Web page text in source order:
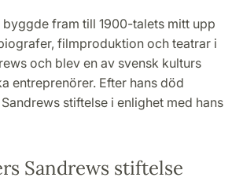
byggde fram till 1900-talets mitt upp
filmproduktion och teatrar i
och blev en av svensk kulturs
entreprenörer. Efter hans död
stiftelse i enlighet med hans
Sandrews stiftelse